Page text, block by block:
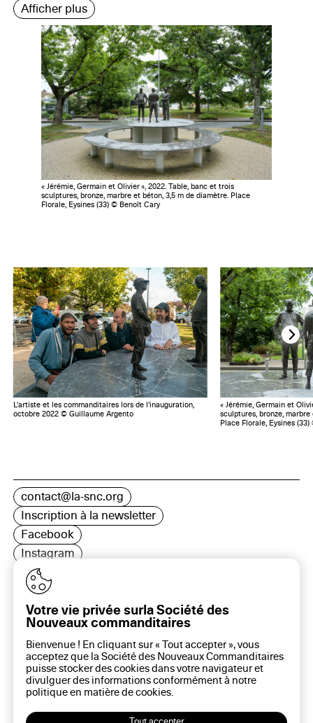
Afficher plus
« Jérémie, Germain et Olivier », 2022. Table, banc et trois
sculptures, bronze, marbre et béton, 3,5 m de diamètre. Place
Florale, Eysines (33) © Benoît Cary
L'artiste et les commanditaires lors de l'inauguration,
octobre 2022 © Guillaume Argento
« Jérémie, Germain et
sculptures, bronze,
Place Florale, Eysines
contact@la-snc.org
Inscription à la newsletter
Facebook
Instagram
LinkedIn
16 rue Rambuteau, 75003 Paris
Plan du site
Aide sur ce site
Gestion des cookies
Politique des cookies
Politique de confidentialité
Votre vie privée surla Société des
Nouveaux commanditaires
Bienvenue ! En cliquant sur « Tout accepter », vous
acceptez que la Société des Nouveaux Commanditaires
puisse stocker des cookies dans votre navigateur et
divulguer des informations conformément à notre
politique en matière decookies.